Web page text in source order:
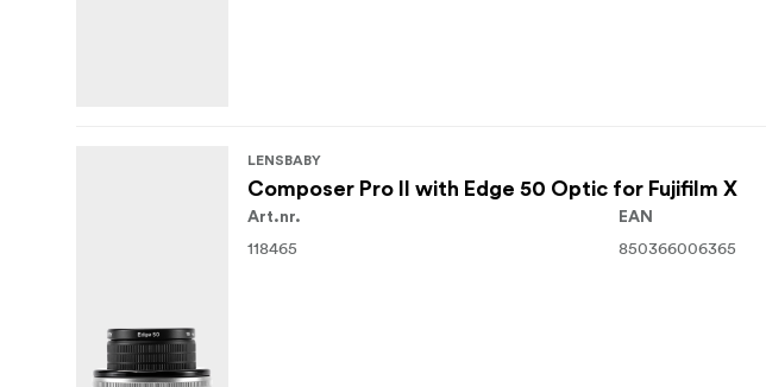
LENSBABY
Composer Pro II with Edge 50 Optic for Fujifilm X
Art.nr.
118465
EAN
850366006365